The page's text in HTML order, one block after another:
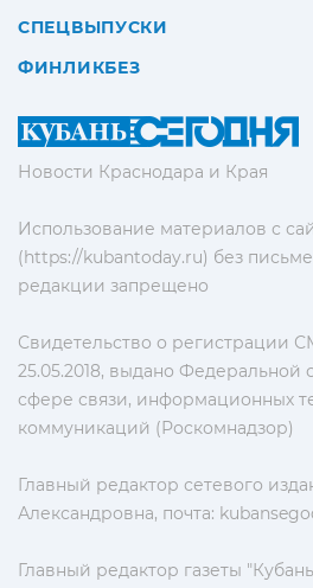
Новости Краснодара и Края
Использование материалов с
(https://kubantoday.ru) без
редакции запрещено
Свидетельство о регистрации
25.05.2018, выдано Федеральной
сфере связи, информационных
коммуникаций (Роскомнадзор)
Главный редактор сетевого
Александровна, почта:
Главный редактор газеты
СПЕЦВЫПУСКИ
ФИНЛИКБЕЗ